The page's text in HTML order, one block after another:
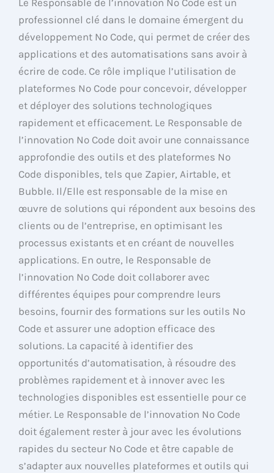
Le Responsable de l’innovation No Code est un
professionnel clé dans le domaine émergent du
développement No Code, qui permet de créer des
applications et des automatisations sans avoir à
écrire de code. Ce rôle implique l’utilisation de
plateformes No Code pour concevoir, développer
et déployer des solutions technologiques
rapidement et efficacement. Le Responsable de
l’innovation No Code doit avoir une connaissance
approfondie des outils et des plateformes No
Code disponibles, tels que Zapier, Airtable, et
Bubble. Il/Elle est responsable de la mise en
œuvre de solutions qui répondent aux besoins des
clients ou de l’entreprise, en optimisant les
processus existants et en créant de nouvelles
applications. En outre, le Responsable de
l’innovation No Code doit collaborer avec
différentes équipes pour comprendre leurs
besoins, fournir des formations sur les outils No
Code et assurer une adoption efficace des
solutions. La capacité à identifier des
opportunités d’automatisation, à résoudre des
problèmes rapidement et à innover avec les
technologies disponibles est essentielle pour ce
métier. Le Responsable de l’innovation No Code
doit également rester à jour avec les évolutions
rapides du secteur No Code et être capable de
s’adapter aux nouvelles plateformes et outils qui